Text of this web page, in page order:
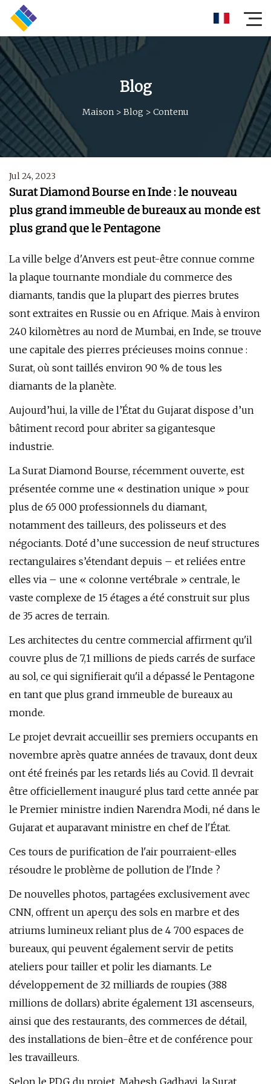
Blog
Maison > Blog > Contenu
Jul 24, 2023
Surat Diamond Bourse en Inde : le nouveau
plus grand immeuble de bureaux au monde est
plus grand que le Pentagone
La ville belge d'Anvers est peut-être connue comme
la plaque tournante mondiale du commerce des
diamants, tandis que la plupart des pierres brutes
sont extraites en Russie ou en Afrique. Mais à environ
240 kilomètres au nord de Mumbai, en Inde, se trouve
une capitale des pierres précieuses moins connue :
Surat, où sont taillés environ 90 % de tous les
diamants de la planète.
Aujourd’hui, la ville de l’État du Gujarat dispose d’un
bâtiment record pour abriter sa gigantesque
industrie.
La Surat Diamond Bourse, récemment ouverte, est
présentée comme une « destination unique » pour
plus de 65 000 professionnels du diamant,
notamment des tailleurs, des polisseurs et des
négociants. Doté d’une succession de neuf structures
rectangulaires s’étendant depuis – et reliées entre
elles via – une « colonne vertébrale » centrale, le
vaste complexe de 15 étages a été construit sur plus
de 35 acres de terrain.
Les architectes du centre commercial affirment qu'il
couvre plus de 7,1 millions de pieds carrés de surface
au sol, ce qui signifierait qu'il a dépassé le Pentagone
en tant que plus grand immeuble de bureaux au
monde.
Le projet devrait accueillir ses premiers occupants en
novembre après quatre années de travaux, dont deux
ont été freinés par les retards liés au Covid. Il devrait
être officiellement inauguré plus tard cette année par
le Premier ministre indien Narendra Modi, né dans le
Gujarat et auparavant ministre en chef de l'État.
Ces tours de purification de l'air pourraient-elles
résoudre le problème de pollution de l'Inde ?
De nouvelles photos, partagées exclusivement avec
CNN, offrent un aperçu des sols en marbre et des
atriums lumineux reliant plus de 4 700 espaces de
bureaux, qui peuvent également servir de petits
ateliers pour tailler et polir les diamants. Le
développement de 32 milliards de roupies (388
millions de dollars) abrite également 131 ascenseurs,
ainsi que des restaurants, des commerces de détail,
des installations de bien-être et de conférence pour
les travailleurs.
Selon le PDG du projet, Mahesh Gadhavi, la Surat